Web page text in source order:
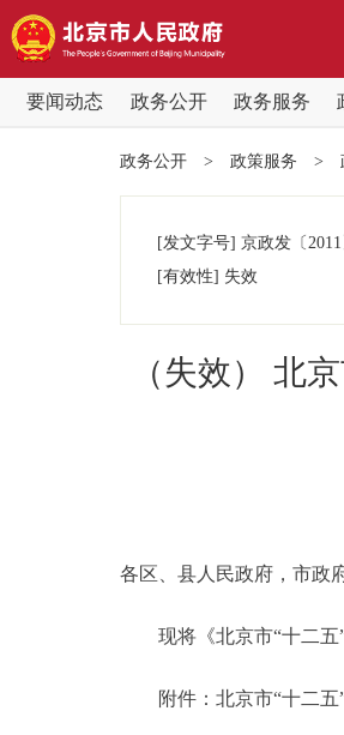
要闻动态 政务公开 政务服务
党中央精神
政务公开
政务公开 > 政策服务 >
[发文字号] 京政发 〔2011
[有效性] 失效
（失效） 北
各区、县人民政府，市政
现将《北京市“十二五”
附件：北京市“十二五”